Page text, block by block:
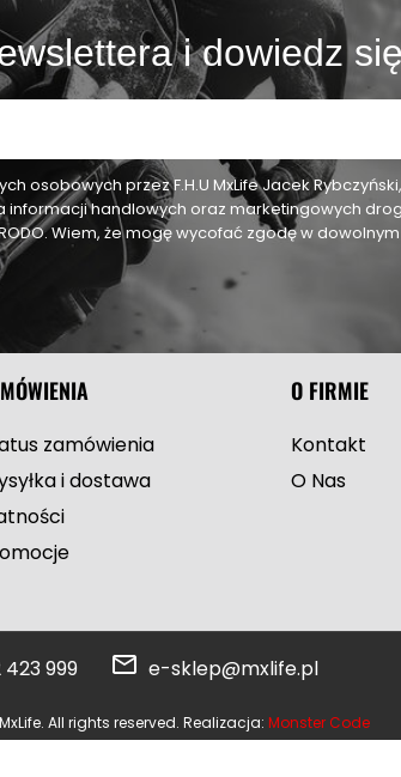
i dowiedz
przez F.H.U MxLife Jacek Rybczyński,
informacji handlowych oraz marketingowych
Wiem, że mogę wycofać zgodę w
zamówienia
i dostawa
O FIRMIE
Kontakt
O Nas
423 999 e-sklep@mxlife.pl
All rights reserved. Realizacja: Monster Code